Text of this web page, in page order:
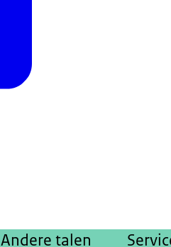
Andere talen